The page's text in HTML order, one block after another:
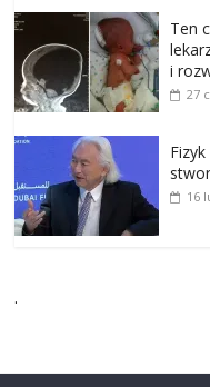
Ten
i
27
16
.